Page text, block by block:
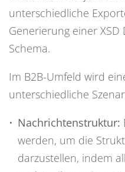
unterschiedliche
Generierung einer XSD
Schema.
Im B2B-Umfeld wird
unterschiedliche
Nachrichtenstruktur:
werden, um die
darzustellen, indem